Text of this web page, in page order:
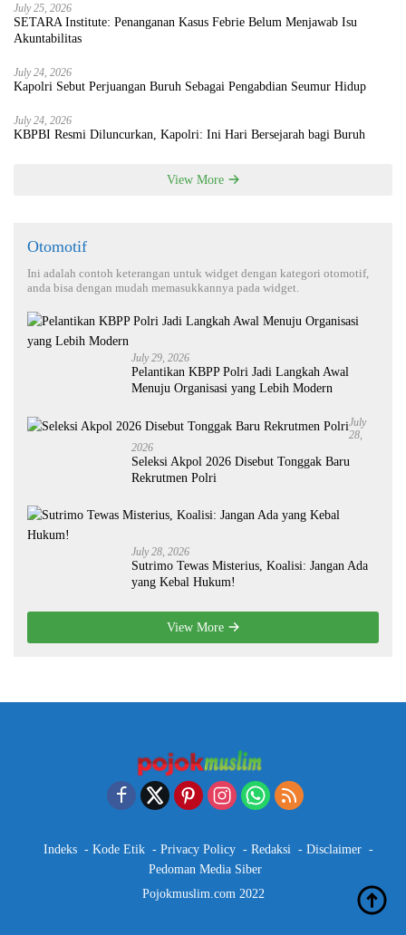
July 25, 2026
SETARA Institute: Penanganan Kasus Febrie Belum Menjawab Isu
Akuntabilitas
July 24, 2026
Kapolri Sebut Perjuangan Buruh Sebagai Pengabdian Seumur Hidup
July 24, 2026
KBPBI Resmi Diluncurkan, Kapolri: Ini Hari Bersejarah bagi Buruh
View More
Otomotif
Ini adalah contoh keterangan untuk widget dengan kategori otomotif,
anda bisa dengan mudah memasukkannya pada widget.
July 29, 2026
Pelantikan KBPP Polri Jadi Langkah Awal
Menuju Organisasi yang Lebih Modern
July
28,
2026
Seleksi Akpol 2026 Disebut Tonggak Baru
Rekrutmen Polri
July 28, 2026
Sutrimo Tewas Misterius, Koalisi: Jangan Ada
yang Kebal Hukum!
View More
Indeks Kode Etik Privacy Policy Redaksi
Disclaimer
Pedoman Media Siber
Pojokmuslim.com 2022